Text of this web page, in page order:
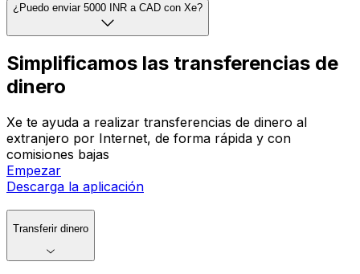
¿Puedo enviar 5000 INR a CAD con Xe?
Simplificamos las transferencias de
dinero
Xe te ayuda a realizar transferencias de dinero al
extranjero por Internet, de forma rápida y con
comisiones bajas
Empezar
Descarga la aplicación
Transferir dinero